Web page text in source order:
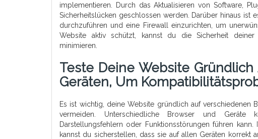
implementieren. Durch das Aktualisieren von Software,
Sicherheitslücken geschlossen werden. Darüber hinaus ist
durchzuführen und eine Firewall einzurichten, um
Website aktiv schützt, kannst du die Sicherheit deiner
minimieren.
Teste Deine Website
Geräten, Um
Es ist wichtig, deine Website gründlich auf verschiedenen
vermeiden. Unterschiedliche Browser und Geräte
Darstellungsfehlern oder Funktionsstörungen führen
kannst du sicherstellen, dass sie auf allen Geräten korrekt